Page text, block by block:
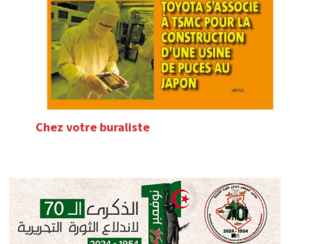
Chez votre buraliste